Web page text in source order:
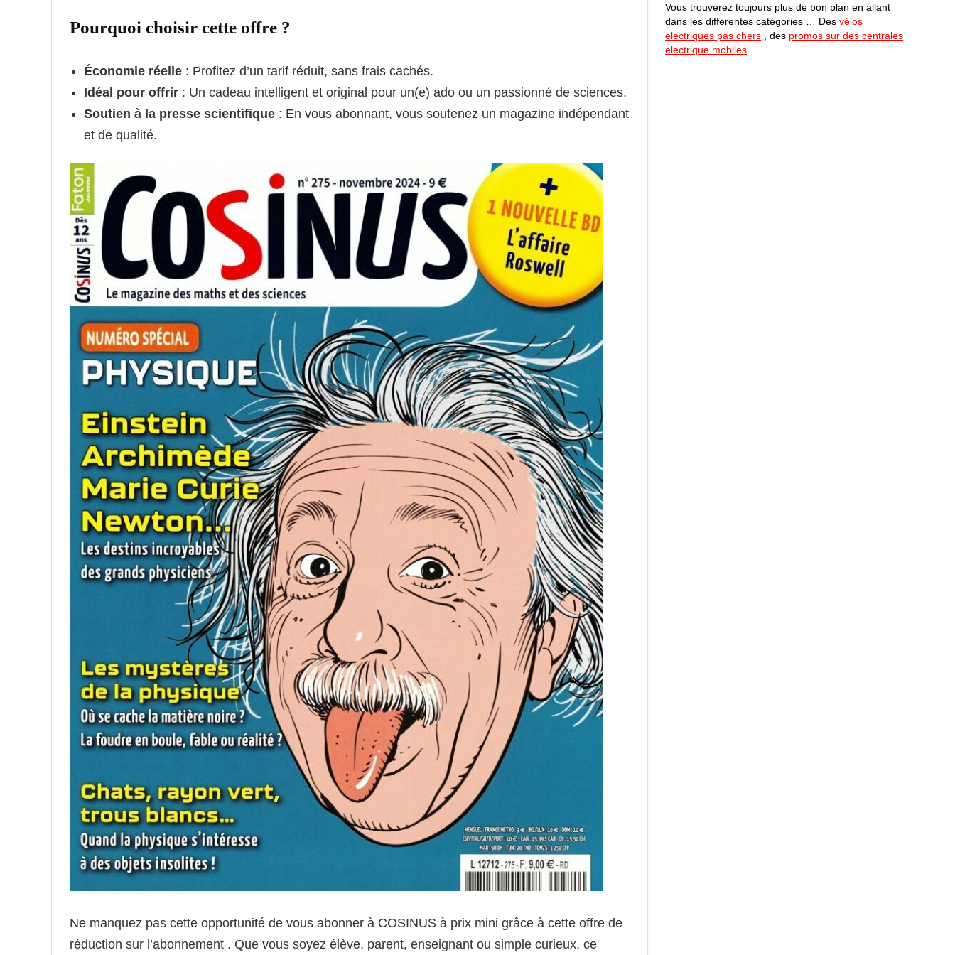
Pourquoi choisir cette offre ?
Économie réelle : Profitez d’un tarif réduit, sans frais cachés.
Idéal pour offrir : Un cadeau intelligent et original pour un(e) ado ou un passionné de sciences.
Soutien à la presse scientifique : En vous abonnant, vous soutenez un magazine indépendant
et de qualité.
Ne manquez pas cette opportunité de vous abonner à COSINUS à prix mini grâce à cette offre de
réduction sur l’abonnement . Que vous soyez élève, parent, enseignant ou simple curieux, ce
Vous trouverez toujours plus de bon plan en allant
dans les differentes catégories … Des vélos
electriques pas chers , des promos sur des centrales
electrique mobiles